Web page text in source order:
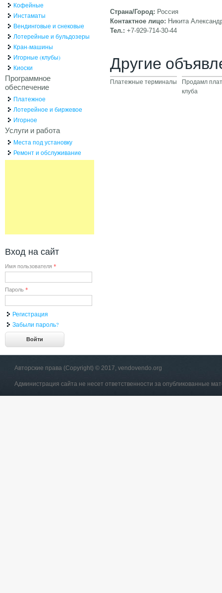
Страна/Город: Россия
Контактное лицо: Никита
Тел.: +7-929-714-30-44
Другие
Платежные терминалы
Продамл
клуба
Кофейные
Инстаматы
Вендинговые и снековые
Лотерейные и бульдозеры
Кран-машины
Игорные (клубы)
Киоски
Программное
обеспечение
Платежное
Лотерейное и биржевое
Игорное
Услуги и работа
Места под установку
Ремонт и обслуживание
Вход на сайт
Имя пользователя *
Пароль *
Регистрация
Забыли пароль?
Авторские права (Copyright) © 2017, vendovendo.org
Администрация сайта не несет ответственности за опубликованные